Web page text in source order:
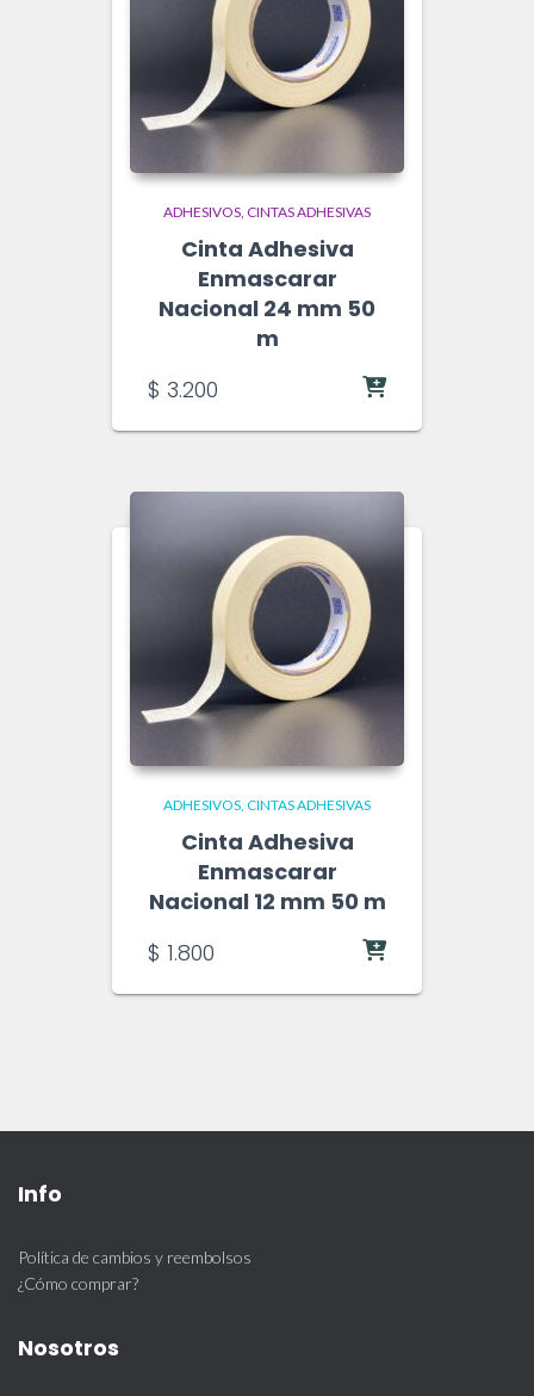
ADHESIVOS CINTAS ADHESIVAS
Cinta Adhesiva
Enmascarar
Nacional 24 mm 50
m
$ 3.200
ADHESIVOS CINTAS ADHESIVAS
Cinta Adhesiva
Enmascarar
Nacional 12 mm 50 m
$ 1.800
Info
Política de cambios y reembolsos
¿Cómo comprar?
Nosotros